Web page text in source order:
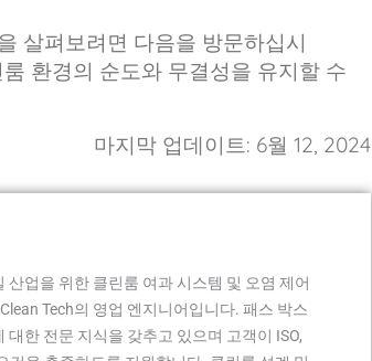
살펴보려면 다음을 방문하십시
룸 환경의 순도와 무결성을 유지할 수
마지막 업데이트: 6월 12, 2024
산업을 위한 클린룸 여과 시스템 및 오염 제어
Tech의 영업 엔지니어입니다. 패스 박스
대한 전문 지식을 갖추고 있으며 고객이 ISO,